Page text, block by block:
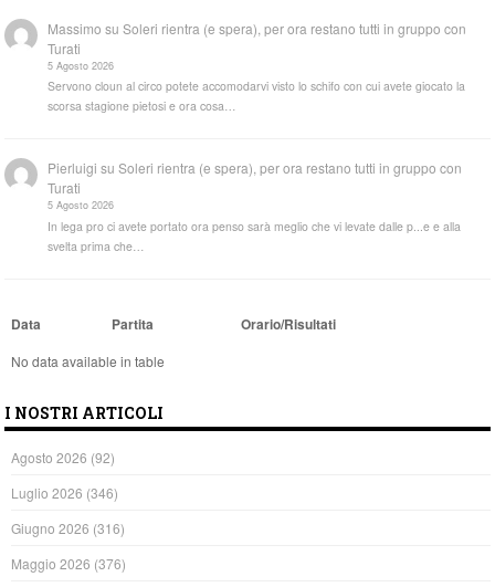
Massimo suSoleri rientra (e spera), per ora restano tutti in gruppo con
Turati
5 Agosto 2026
Servono cloun al circo potete accomodarvi visto lo schifo con cui avete giocato la
scorsa stagione pietosi e ora cosa…
Pierluigi suSoleri rientra (e spera), per ora restano tutti in gruppo con
Turati
5 Agosto 2026
In lega pro ci avete portato ora penso sarà meglio che vi levate dalle p...e e alla
svelta prima che…
Data Partita Orario/Risultati
No data available in table
I NOSTRI ARTICOLI
Agosto 2026 (92)
Luglio 2026 (346)
Giugno 2026 (316)
Maggio 2026 (376)